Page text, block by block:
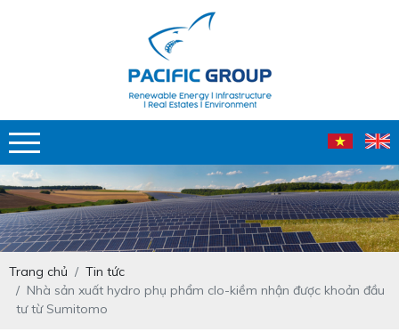
Trang chủ
Tin tức
Nhà sản xuất hydro phụ phẩm clo-kiềm nhận được khoản đầu
tư từ Sumitomo